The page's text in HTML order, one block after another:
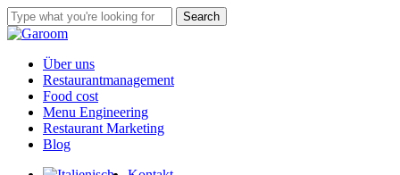
Skip
to
content
Search
Close
Menu
Über uns
Restaurantmanagement
Food cost
Menu Engineering
Restaurant Marketing
Blog